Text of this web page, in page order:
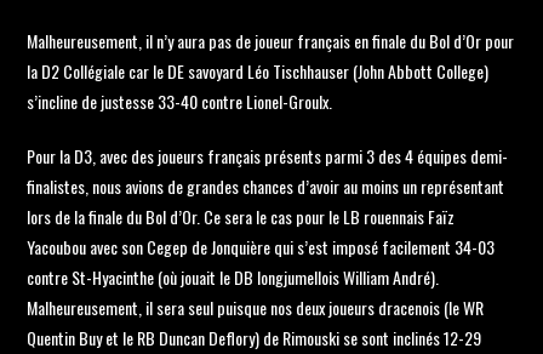
Malheureusement, il n’y aura pas de joueur français en finale du Bol d’Or pour
la D2 Collégiale car le DE savoyard Léo Tischhauser (John Abbott College)
s’incline de justesse 33-40 contre Lionel-Groulx.
Pour la D3, avec des joueurs français présents parmi 3 des 4 équipes demi-
finalistes, nous avions de grandes chances d’avoir au moins un représentant
lors de la finale du Bol d’Or. Ce sera le cas pour le LB rouennais Faïz
Yacoubou avec son Cegep de Jonquière qui s’est imposé facilement 34-03
contre St-Hyacinthe (où jouait le DB longjumellois William André).
Malheureusement, il sera seul puisque nos deux joueurs dracenois (le WR
Quentin Buy et le RB Duncan Deflory) de Rimouski se sont inclinés 12-29